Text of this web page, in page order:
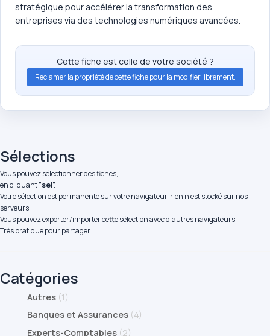
stratégique pour accélérer la transformation des
entreprises via des technologies numériques avancées.
Cette fiche est celle de votre société ?
Reclamer la propriété de cette fiche pour la modifier librement.
Sélections
Vous pouvez sélectionner des fiches,
en cliquant "sel".
Votre sélection est permanente sur votre navigateur, rien n'est stocké sur nos
serveurs.
Vous pouvez exporter/importer cette sélection avec d'autres navigateurs.
Très pratique pour partager.
Catégories
Autres (1)
Banques et Assurances (4)
Experts-Comptables (2)